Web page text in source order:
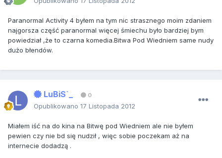
Paranormal Activity 4 byłem na tym nic strasznego moim zdaniem
najgorsza część paranormal więcej śmiechu było bardziej bym
powiedział ,że to czarna komedia.Bitwa Pod Wiedniem same nudy
dużo błendów.
LuBiS`_ 0
Opublikowano 17 Listopada 2012
Miałem iść na do kina na Bitwę pod Wiedniem ale nie byłem
pewien czy nie bd się nudził , więc sobie poczekam aż na
internecie dodadzą .